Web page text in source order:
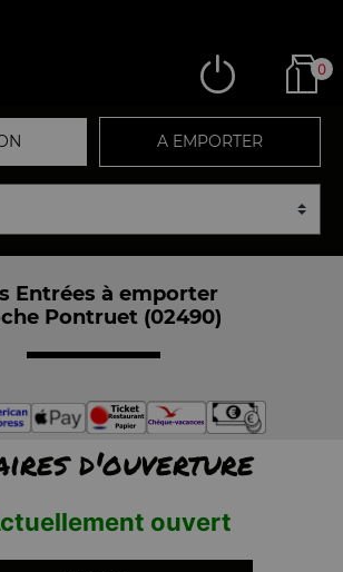
0
A EMPORTER
Entrées à emporter
Pontruet (02490)
d'ouverture
ouvert